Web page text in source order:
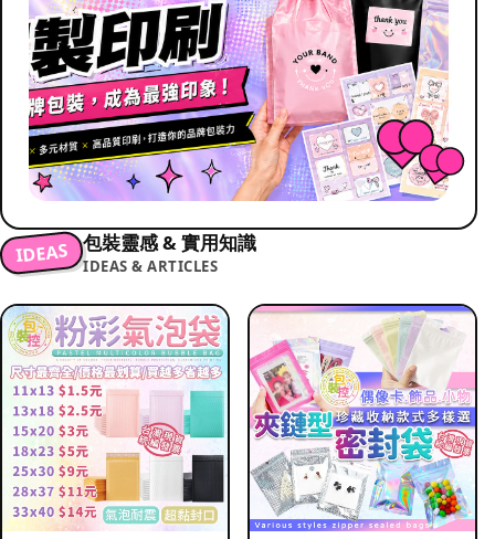
IDEAS 包裝靈感 & 實用知識
IDEAS & ARTICLES